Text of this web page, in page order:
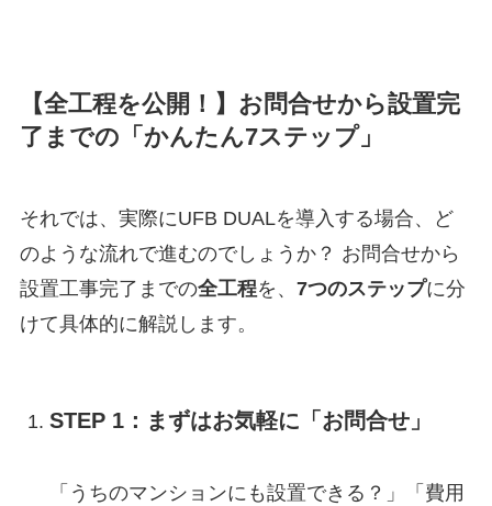
【全工程を公開！】お問合せから設置完
了までの「かんたん7ステップ」
それでは、実際にUFB DUALを導入する場合、ど
のような流れで進むのでしょうか？ お問合せから
設置工事完了までの全工程を、 7つのステップに分
けて具体的に解説します。
STEP 1：まずはお気軽に「お問合せ」
「うちのマンションにも設置できる？」「費用